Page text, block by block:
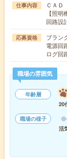
仕事内容
ＣＡＤ
【照
回路設
応募資格
ブラン
電源回
ログ回
職場の雰囲気
年齢層
20
職場の様子
活